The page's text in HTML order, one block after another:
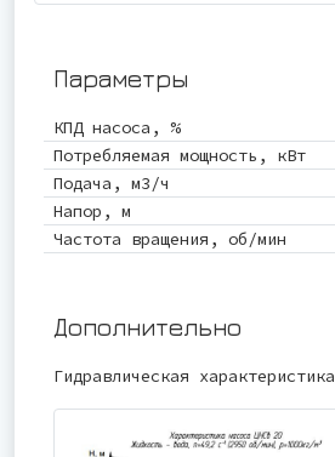
Параметры
КПД насоса, %
Потребляемая мощность, кВт
Подача, м3/ч
Напор, м
Частота вращения, об/мин
Дополнительно
Гидравлическая характеристика